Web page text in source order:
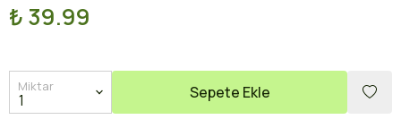
₺ 39.99
Miktar Sepete Ekle